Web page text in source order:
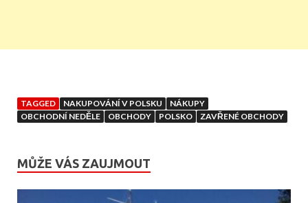
TAGGED NAKUPOVÁNÍ V POLSKU
NÁKUPY
OBCHODNÍ NEDĚLE
OBCHODY POLSKO ZAVŘENÉ OBCHODY
MŮŽE VÁS ZAUJMOUT